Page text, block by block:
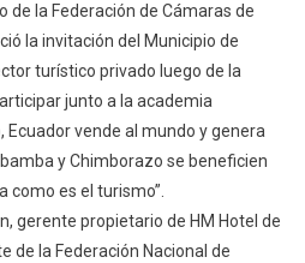
de la Federación de Cámaras de
la invitación del Municipio de
turístico privado luego de la
junto a la academia
vende al mundo y genera
y Chimborazo se beneficien
como es el turismo”.
gerente propietario de HM Hotel de
de la Federación Nacional de